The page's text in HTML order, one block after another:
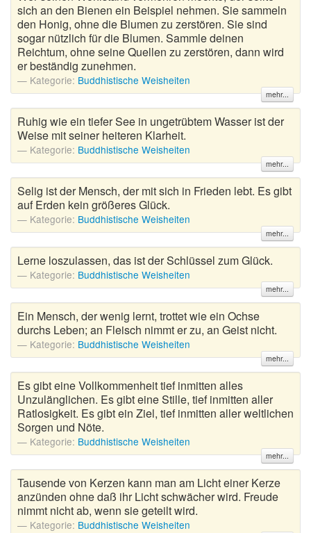
sich an den Bienen ein Beispiel nehmen. Sie sammeln
den Honig, ohne die Blumen zu zerstören. Sie sind
sogar nützlich für die Blumen. Sammle deinen
Reichtum, ohne seine Quellen zu zerstören, dann wird
er beständig zunehmen.
Kategorie: Buddhistische Weisheiten
mehr...
Ruhig wie ein tiefer See in ungetrübtem Wasser ist der
Weise mit seiner heiteren Klarheit.
Kategorie: Buddhistische Weisheiten
mehr...
Selig ist der Mensch, der mit sich in Frieden lebt. Es gibt
auf Erden kein größeres Glück.
Kategorie: Buddhistische Weisheiten
mehr...
Lerne loszulassen, das ist der Schlüssel zum Glück.
Kategorie: Buddhistische Weisheiten
mehr...
Ein Mensch, der wenig lernt, trottet wie ein Ochse
durchs Leben; an Fleisch nimmt er zu, an Geist nicht.
Kategorie: Buddhistische Weisheiten
mehr...
Es gibt eine Vollkommenheit tief inmitten alles
Unzulänglichen. Es gibt eine Stille, tief inmitten aller
Ratlosigkeit. Es gibt ein Ziel, tief inmitten aller weltlichen
Sorgen und Nöte.
Kategorie: Buddhistische Weisheiten
mehr...
Tausende von Kerzen kann man am Licht einer Kerze
anzünden ohne daß ihr Licht schwächer wird. Freude
nimmt nicht ab, wenn sie geteilt wird.
Kategorie: Buddhistische Weisheiten